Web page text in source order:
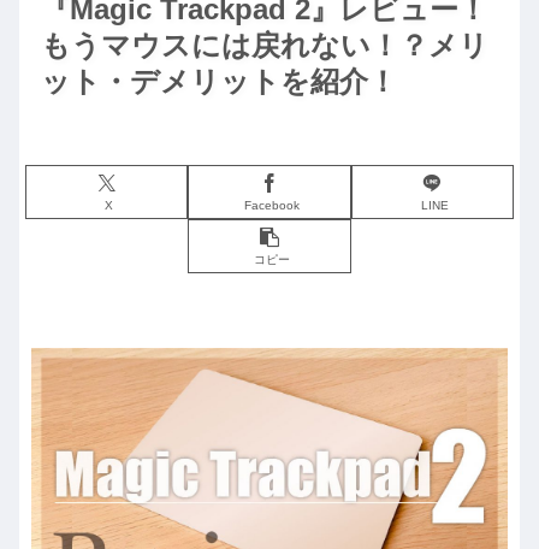
『Magic Trackpad 2』レビュー！
もうマウスには戻れない！？メリ
ット・デメリットを紹介！
X Facebook LINE
コピー